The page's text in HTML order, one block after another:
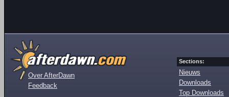
Over AfterDawn
Feedback
Sections:
Nieuws
Downloads
Top Downloads